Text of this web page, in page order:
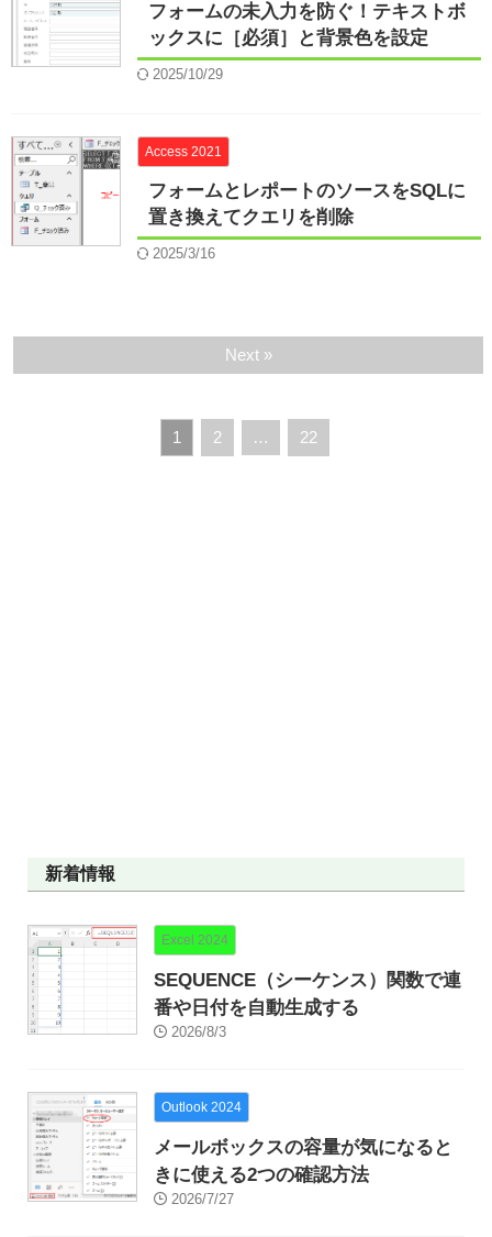
フォームの未入力を防ぐ！テキストボ
ックスに［必須］と背景色を設定
2025/10/29
Access 2021
フォームとレポートのソースをSQLに
置き換えてクエリを削除
2025/3/16
1 2 … 22
Next »
新着情報
Excel 2024
SEQUENCE（シーケンス）関数で連
番や日付を自動生成する
2026/8/3
Outlook 2024
メールボックスの容量が気になると
きに使える2つの確認方法
2026/7/27